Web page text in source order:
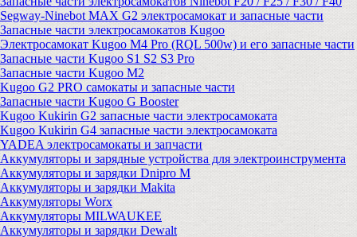
Segway-Ninebot MAX G2 электросамокат и запасные части
Запасные части электросамокатов Kugoo
Электросамокат Kugoo M4 Pro (RQL 500w) и его запасные части
Запасные части Kugoo S1 S2 S3 Pro
Запасные части Kugoo M2
Kugoo G2 PRO самокаты и запасные части
Запасные части Kugoo G Booster
Kugoo Kukirin G2 запасные части электросамоката
Kugoo Kukirin G4 запасные части электросамоката
YADEA электросамокаты и запчасти
Аккумуляторы и зарядные устройства для электроинструмента
Аккумуляторы и зарядки Dnipro M
Аккумуляторы и зарядки Makita
Аккумуляторы Worx
Аккумуляторы MILWAUKEE
Аккумуляторы и зарядки Dewalt